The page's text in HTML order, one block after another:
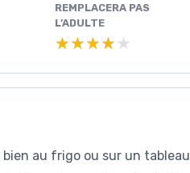
REMPLACERA PAS
L’ADULTE
★★★★★
★★★★★
au frigo ou sur un tableau